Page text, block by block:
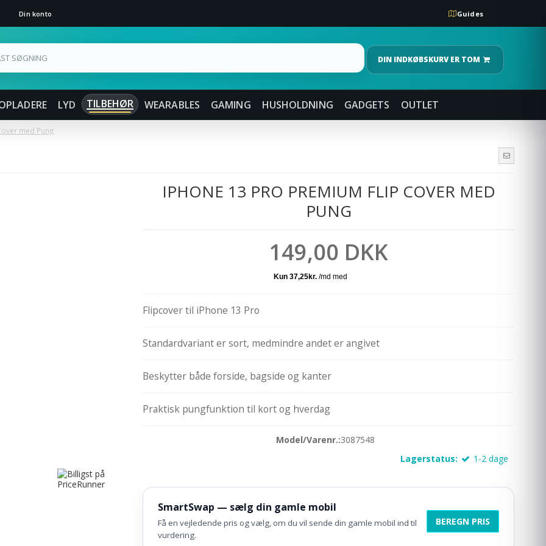
Din konto Guides
DIN INDKØBSKURV ER TOM
LYD TILBEHØR WEARABLES GAMING HUSHOLDNING GADGETS OUTLET
med Pung
IPHONE 13 PRO PREMIUM FLIP COVER MED
PUNG
149,00 DKK
Flipcover til iPhone 13 Pro
Standardvariant er sort, medmindre andet er angivet
Beskytter både forside, bagside og kanter
Praktisk pungfunktion til kort og hverdag
Model/Varenr.:3087548
Lagerstatus:
1-2 dage
SmartSwap — sælg din gamle mobil
Få en vejledende pris og vælg, om du vil sende din gamle mobil ind til
vurdering.
BEREGN PRIS